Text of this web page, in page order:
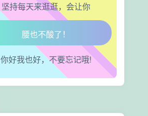
坚持每天来逛逛，会让你
走路也有劲了！
腿也不痛了！
腰也不酸了！
工作也轻松了！
你好我也好，不要忘记哦!